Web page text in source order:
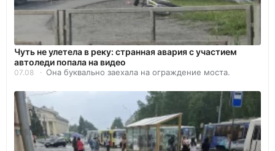
Чуть не улетела в реку: странная авария с участием
автоледи попала на видео
07.08 Она буквально заехала на ограждение моста.